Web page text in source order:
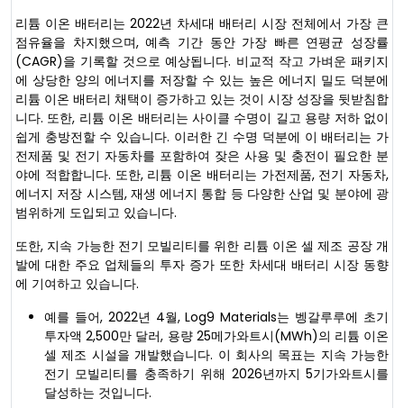
리튬 이온 배터리는 2022년 차세대 배터리 시장 전체에서 가장 큰
점유율을 차지했으며, 예측 기간 동안 가장 빠른 연평균 성장률
(CAGR)을 기록할 것으로 예상됩니다. 비교적 작고 가벼운 패키지
에 상당한 양의 에너지를 저장할 수 있는 높은 에너지 밀도 덕분에
리튬 이온 배터리 채택이 증가하고 있는 것이 시장 성장을 뒷받침합
니다. 또한, 리튬 이온 배터리는 사이클 수명이 길고 용량 저하 없이
쉽게 충방전할 수 있습니다. 이러한 긴 수명 덕분에 이 배터리는 가
전제품 및 전기 자동차를 포함하여 잦은 사용 및 충전이 필요한 분
야에 적합합니다. 또한, 리튬 이온 배터리는 가전제품, 전기 자동차,
에너지 저장 시스템, 재생 에너지 통합 등 다양한 산업 및 분야에 광
범위하게 도입되고 있습니다.
또한, 지속 가능한 전기 모빌리티를 위한 리튬 이온 셀 제조 공장 개
발에 대한 주요 업체들의 투자 증가 또한 차세대 배터리 시장 동향
에 기여하고 있습니다.
예를 들어, 2022년 4월, Log9 Materials는 벵갈루루에 초기
투자액 2,500만 달러, 용량 25메가와트시(MWh)의 리튬 이온
셀 제조 시설을 개발했습니다. 이 회사의 목표는 지속 가능한
전기 모빌리티를 충족하기 위해 2026년까지 5기가와트시를
달성하는 것입니다.